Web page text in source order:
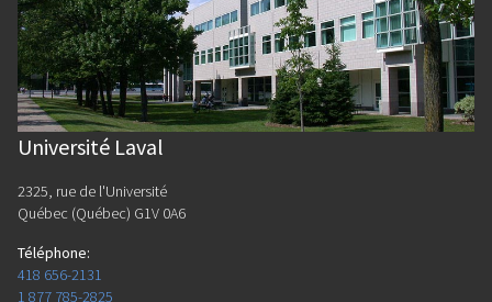
Université Laval
2325, rue de l'Université
Québec (Québec) G1V 0A6
Téléphone:
418 656-2131
1 877 785-2825